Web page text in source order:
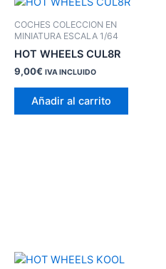
COCHES COLECCION EN
MINIATURA ESCALA 1/64
HOT WHEELS CUL8R
9,00€ IVA INCLUIDO
Añadir al carrito